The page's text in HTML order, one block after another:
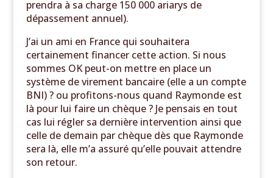
prendra à sa charge 150 000 ariarys de
dépassement annuel).
J’ai un ami en France qui souhaitera
certainement financer cette action. Si nous
sommes OK peut-on mettre en place un
système de virement bancaire (elle a un compte
BNI) ? ou profitons-nous quand Raymonde est
là pour lui faire un chèque ? Je pensais en tout
cas lui régler sa dernière intervention ainsi que
celle de demain par chèque dès que Raymonde
sera là, elle m’a assuré qu’elle pouvait attendre
son retour.